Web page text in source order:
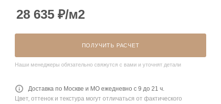
28 635 ₽/м2
ПОЛУЧИТЬ РАСЧЕТ
Наши менеджеры обязательно свяжутся с вами и уточнят детали
Доставка по Москве и МО ежедневно с 9 до 21 ч.
Цвет, оттенок и текстура могут отличаться от фактического